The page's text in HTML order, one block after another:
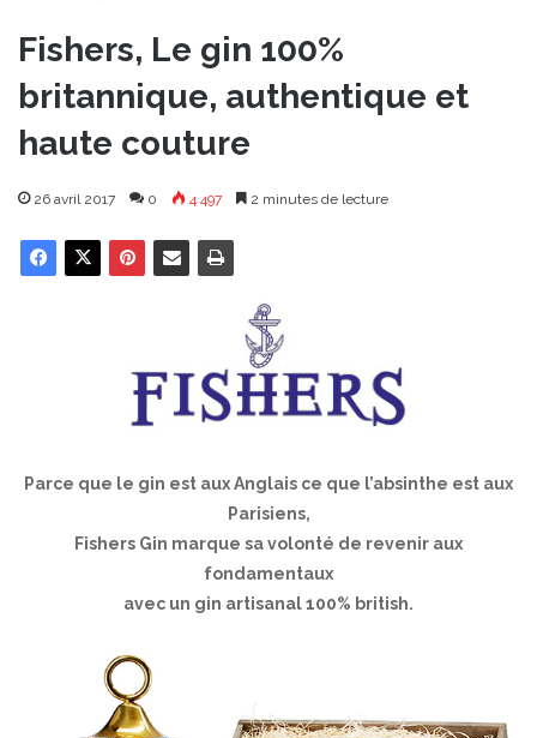
Fishers, Le gin 100%
britannique, authentique et
haute couture
26 avril 2017 0 4 497 2 minutes de lecture
Parce que le gin est aux Anglais ce que l’absinthe est aux
Parisiens,
Fishers Gin marque sa volonté de revenir aux
fondamentaux
avec un gin artisanal 100% british.